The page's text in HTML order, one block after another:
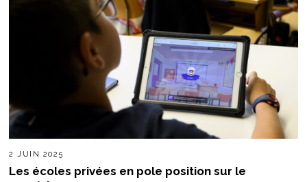
2 JUIN 2025
Les écoles privées en pole position sur le